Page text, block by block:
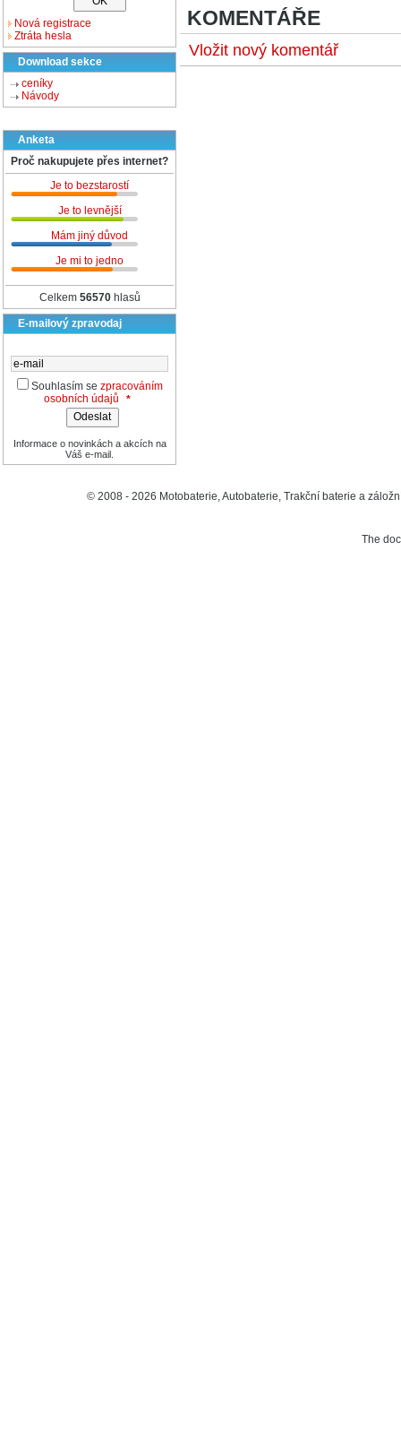
Nová registrace
Ztráta hesla
Download sekce
ceníky
Návody
Anketa
Proč nakupujete přes internet?
Je to bezstarostí
Je to levnější
Mám jiný důvod
Je mi to jedno
Celkem 56570hlasů
E-mailový zpravodaj
Souhlasím se zpracováním
osobních údajů
*
Informace o novinkách a akcích na
Váš e-mail.
KOMENTÁŘE
Vložit nový komentář
© 2008 - 2026 Motobaterie, Autobaterie, Trakční baterie a
The